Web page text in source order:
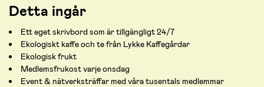
Detta ingår
Ett eget skrivbord som är tillgängligt 24/7
Ekologiskt kaffe och te från Lykke Kaffegårdar
Ekologisk frukt
Medlemsfrukost varje onsdag
Event & nätverksträffar med våra tusentals medlemmar